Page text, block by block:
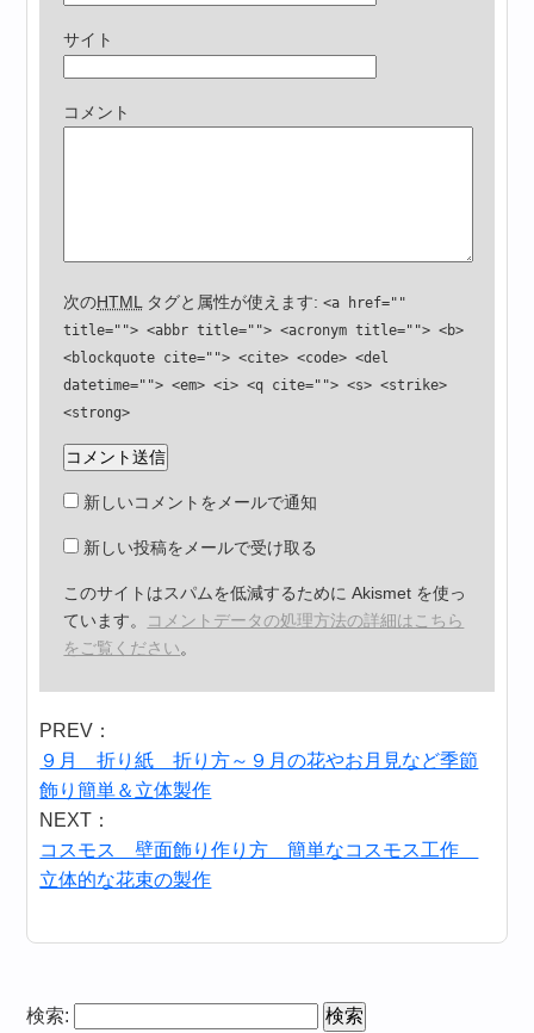
サイト
コメント
次のHTMLタグと属性が使えます:<a href=""
title=""> <abbr title=""> <acronym title=""> <b>
<blockquote cite=""> <cite> <code> <del
datetime=""> <em> <i> <q cite=""> <s> <strike>
<strong>
新しいコメントをメールで通知
新しい投稿をメールで受け取る
このサイトはスパムを低減するために Akismet を使っ
ています。 コメントデータの処理方法の詳細はこちら
をご覧ください。
PREV：
９月 折り紙 折り方～９月の花やお月見など季節
飾り簡単＆立体製作
NEXT：
コスモス 壁面飾り作り方 簡単なコスモス工作
立体的な花束の製作
検索: